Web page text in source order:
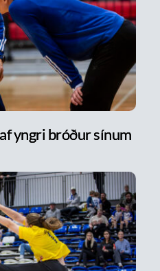
yngri bróður sínum